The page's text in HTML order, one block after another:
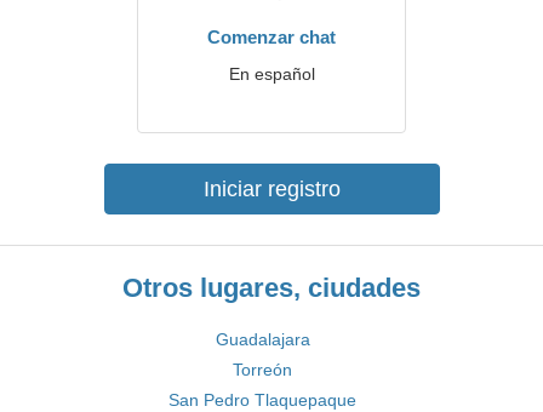
Comenzar chat
En español
Iniciar registro
Otros lugares, ciudades
Guadalajara
Torreón
San Pedro Tlaquepaque